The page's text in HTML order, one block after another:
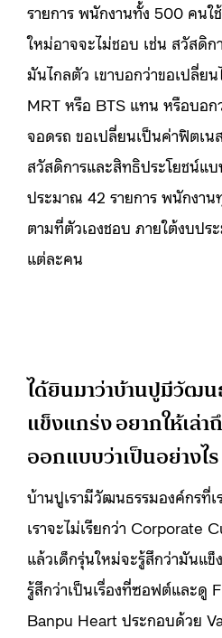
รายการ พนักงานทั้ง 500 คน
ใหม่อาจจะไม่ชอบ เช่น สวัสดิก
มันไกลตัว เขาบอกว่าขอเปลี่ย
MRT หรือ BTS แทน หรือบอก
จอดรถ ขอเปลี่ยนเป็นค่าฟิตเน
สวัสดิการและสิทธิประโยชน์แ
ประมาณ 42 รายการ พนักงาน
ตามที่ตัวเองชอบ ภายใต้งบปร
แต่ละคน
ได้ยินมาว่าบ้านปูมีวัฒ
แข็งแกร่ง อยากให้เล่
ออกแบบว่าเป็นอย่างไร
บ้านปูเรามีวัฒนธรรมองค์กรที่เ
เราจะไม่เรียกว่า Corporate
แล้วเด็กรุ่นใหม่จะรู้สึกว่ามันแข็
รู้สึกว่าเป็นเรื่องที่ซอฟต์และดู
Banpu Heart ประกอบด้วย